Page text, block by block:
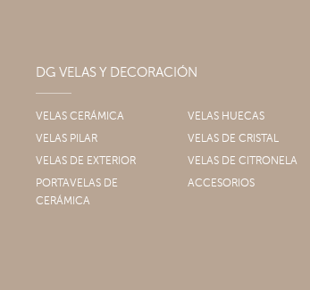
DG VELAS Y DECORACIÓN
VELAS CERÁMICA VELAS HUECAS
VELAS PILAR
VELAS DE CRISTAL
VELAS DE EXTERIOR
VELAS DE CITRONELA
PORTAVELAS DE
CERÁMICA
ACCESORIOS